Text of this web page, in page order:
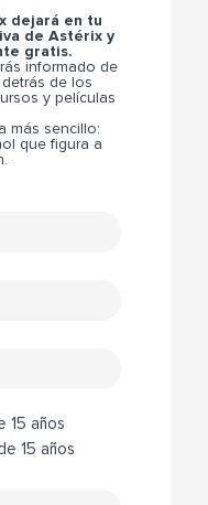
dejará en tu
de Astérix y
gratis.
informado de
de los
y películas
más sencillo:
que figura a
15 años
15 años